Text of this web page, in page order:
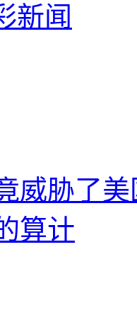
新闻
威胁了
算计